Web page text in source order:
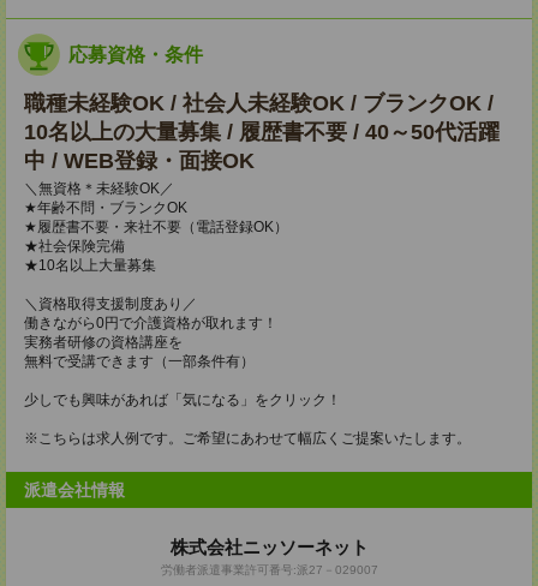
応募資格・条件
職種未経験OK / 社会人未経験OK / ブランクOK /
10名以上の大量募集 / 履歴書不要 / 40～50代活躍
中 / WEB登録・面接OK
＼無資格＊未経験OK／
★年齢不問・ブランクOK
★履歴書不要・来社不要（電話登録OK）
★社会保険完備
★10名以上大量募集
＼資格取得支援制度あり／
働きながら0円で介護資格が取れます！
実務者研修の資格講座を
無料で受講できます（一部条件有）
少しでも興味があれば「気になる」をクリック！
※こちらは求人例です。ご希望にあわせて幅広くご提案いたします。
派遣会社情報
株式会社ニッソーネット
労働者派遣事業許可番号:派27－029007